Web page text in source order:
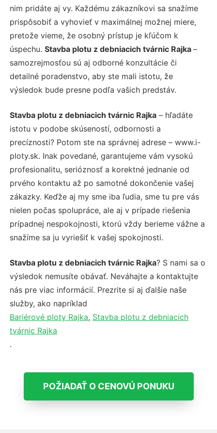
nim pridáte aj vy. Každému zákazníkovi sa snažíme
prispôsobiť a vyhovieť v maximálnej možnej miere,
pretože vieme, že osobný prístup je kľúčom k
úspechu. Stavba plotu z debniacich tvárnic Rajka –
samozrejmosťou sú aj odborné konzultácie či
detailné poradenstvo, aby ste mali istotu, že
výsledok bude presne podľa vašich predstáv.
Stavba plotu z debniacich tvárnic Rajka – hľadáte
istotu v podobe skúseností, odbornosti a
precíznosti? Potom ste na správnej adrese – www.i-
ploty.sk. Inak povedané, garantujeme vám vysokú
profesionalitu, serióznosť a korektné jednanie od
prvého kontaktu až po samotné dokončenie vašej
zákazky. Keďže aj my sme iba ľudia, sme tu pre vás
nielen počas spolupráce, ale aj v prípade riešenia
prípadnej nespokojnosti, ktorú vždy berieme vážne a
snažíme sa ju vyriešiť k vašej spokojnosti.
Stavba plotu z debniacich tvárnic Rajka? S nami sa o
výsledok nemusíte obávať. Neváhajte a kontaktujte
nás pre viac informácií. Prezrite si aj ďalšie naše
služby, ako napríklad
Bariérové ploty Rajka, Stavba plotu z debniacich
tvárnic Rajka
.
POŽIADAŤ O CENOVÚ PONUKU